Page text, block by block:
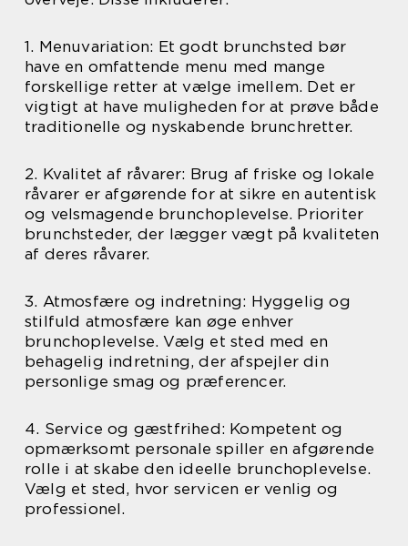
1. Menuvariation: Et godt brunchsted bør
have en omfattende menu med mange
forskellige retter at vælge imellem. Det er
vigtigt at have muligheden for at prøve både
traditionelle og nyskabende brunchretter.
2. Kvalitet af råvarer: Brug af friske og lokale
råvarer er afgørende for at sikre en autentisk
og velsmagende brunchoplevelse. Prioriter
brunchsteder, der lægger vægt på kvaliteten
af deres råvarer.
3. Atmosfære og indretning: Hyggelig og
stilfuld atmosfære kan øge enhver
brunchoplevelse. Vælg et sted med en
behagelig indretning, der afspejler din
personlige smag og præferencer.
4. Service og gæstfrihed: Kompetent og
opmærksomt personale spiller en afgørende
rolle i at skabe den ideelle brunchoplevelse.
Vælg et sted, hvor servicen er venlig og
professionel.